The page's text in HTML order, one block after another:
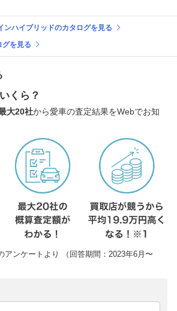
ンハイブリッドのカタログを見る
グを見る
くら？
大20社から愛車の査定結果をWebでお知
アンケートより （回答期間：2023年6月〜